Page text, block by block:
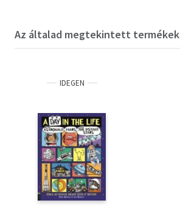
Az általad megtekintett termékek
IDEGEN